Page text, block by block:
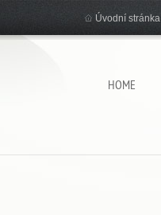
HOME
Úvodní stránka